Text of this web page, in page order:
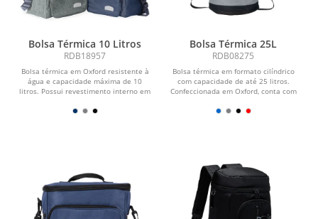
Bolsa Térmica 10 Litros
RDB18957
Bolsa térmica em Oxford resistente à
água e capacidade máxima de 10
litros. Possui revestimento interno em
Bolsa Térmica 25L
RDB08275
Bolsa térmica em formato cilíndrico
com capacidade de até 25 litros.
Confeccionada em Oxford, conta com